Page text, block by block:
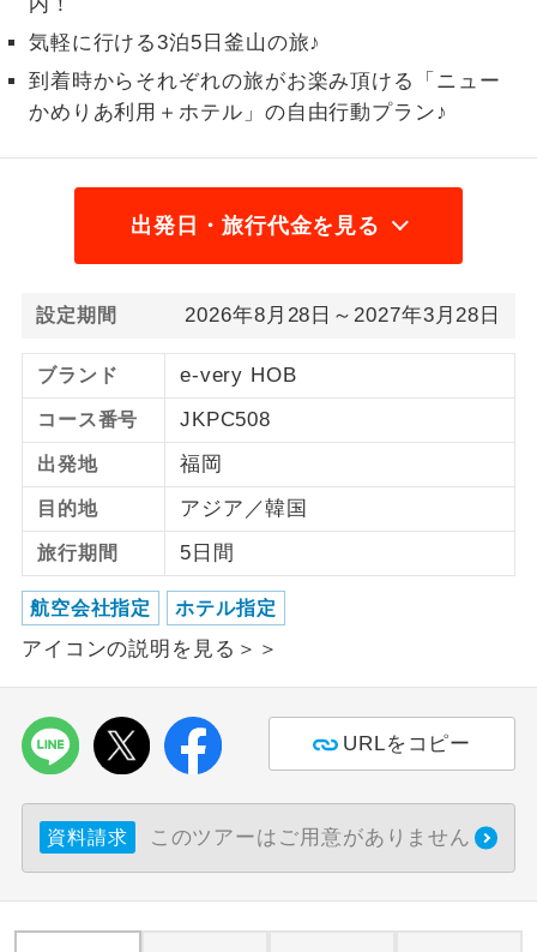
内！
気軽に行ける3泊5日釜山の旅♪
到着時からそれぞれの旅がお楽み頂ける「ニュー
かめりあ利用＋ホテル」の自由行動プラン♪
出発日・旅行代金を見る
設定期間 2026年8月28日～2027年3月28日
ブランド e-very HOB
コース番号 JKPC508
出発地 福岡
目的地 アジア／韓国
旅行期間 5日間
航空会社指定 ホテル指定
アイコンの説明を見る＞＞
URLをコピー
資料請求 このツアーはご用意がありません
1名様1室同代
1名様1室利用でも追加料金がかからない
コースです。
ご夫婦限定でご参加いただけるコースで
す。
航空会社指定
利用航空会社が指定なので、ご出発の計
画にとても便利です。
ホテル指定
ご紹介するホテルを指定したコースで
す。